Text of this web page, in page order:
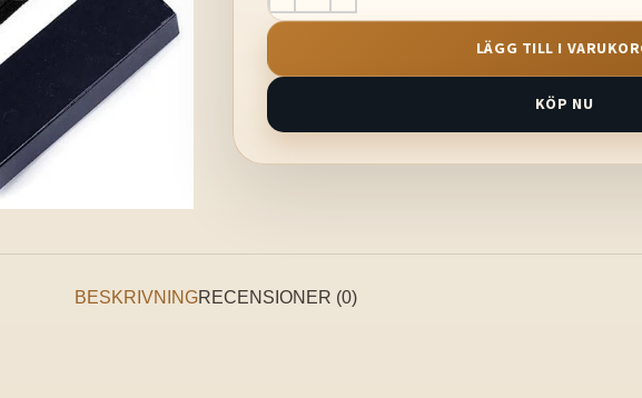
LÄGG TILL I
KÖP NU
BESKRIVNINGRECENSIONER (0)